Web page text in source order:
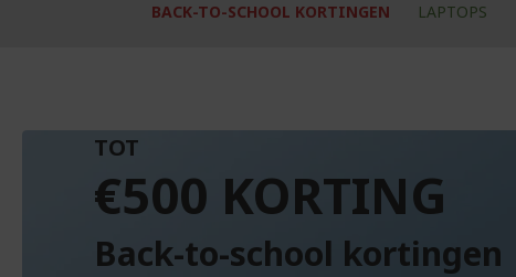
BACK-TO-SCHOOL KORTINGEN LAPTOPS
TOT
€500 KORTING
Back-to-school kortingen